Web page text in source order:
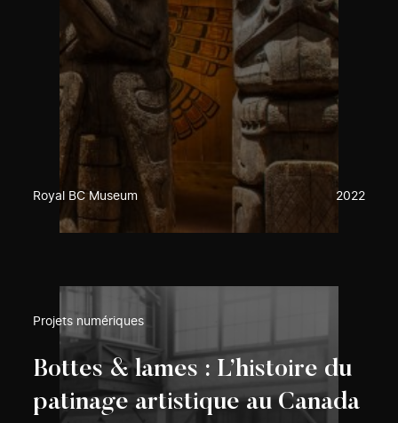
Royal BC Museum 2022
Projets numériques
Bottes & lames : L’histoire du
patinage artistique au Canada